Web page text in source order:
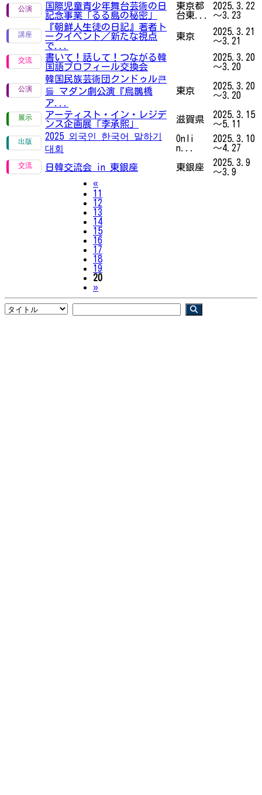
国際児童青少年舞台芸術の日
記念事業「るる島の秘密」
東京都
台東...
2025.3.22
～3.23
『朝鮮人生徒の日記』著者ト
ークイベント／新たな視点
で...
東京
2025.3.21
～3.21
書いて！話して！つながる韓
国語プロフィール交換会
2025.3.20
～3.20
韓国民族芸術団クンドゥル큰
들 マダン劇公演『烏鵲橋
ア...
東京
2025.3.20
～3.20
アーティスト・イン・レジデ
ンス企画展「李承熙」
滋賀県
2025.3.15
～5.11
2025 외국인 한국어 말하기
대회
Onli
n...
2025.3.10
～4.27
日韓交流会 in 東銀座 東銀座
2025.3.9
～3.9
«Previous
11
12
13
14
15
16
17
18
19
20
»Next